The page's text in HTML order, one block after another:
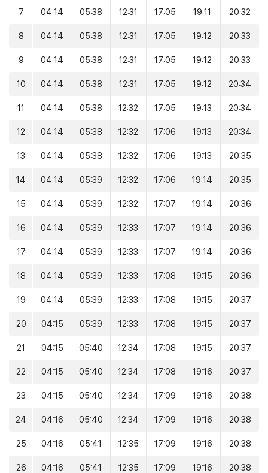
7 04:14 05:38 12:31 17:05 19:11 20:32
8 04:14 05:38 12:31 17:05 19:12 20:33
9 04:14 05:38 12:31 17:05 19:12 20:33
10 04:14 05:38 12:31 17:05 19:12 20:34
11 04:14 05:38 12:32 17:05 19:13 20:34
12 04:14 05:38 12:32 17:06 19:13 20:34
13 04:14 05:38 12:32 17:06 19:13 20:35
14 04:14 05:39 12:32 17:06 19:14 20:35
15 04:14 05:39 12:32 17:07 19:14 20:36
16 04:14 05:39 12:33 17:07 19:14 20:36
17 04:14 05:39 12:33 17:07 19:14 20:36
18 04:14 05:39 12:33 17:08 19:15 20:36
19 04:14 05:39 12:33 17:08 19:15 20:37
20 04:15 05:39 12:33 17:08 19:15 20:37
21 04:15 05:40 12:34 17:08 19:15 20:37
22 04:15 05:40 12:34 17:08 19:16 20:37
23 04:15 05:40 12:34 17:09 19:16 20:38
24 04:16 05:40 12:34 17:09 19:16 20:38
25 04:16 05:41 12:35 17:09 19:16 20:38
26 04:16 05:41 12:35 17:09 19:16 20:38